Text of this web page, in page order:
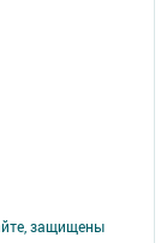
защищены